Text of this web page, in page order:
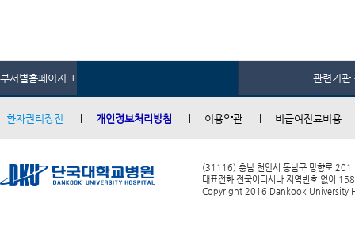
부서별홈페이지 + 관련기관
환자권리장전 개인정보처리방침 이용약관 비급여진료비용
(31116) 충남 천안시 동남구 망향로 201
대표전화 전국어디서나 지역번호 없이
Copyright 2016 Dankook University